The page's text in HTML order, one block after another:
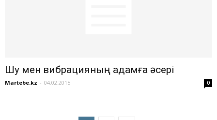
Шу мен вибрацияның адамға әсері
Martebe.kz - 04.02.2015 0